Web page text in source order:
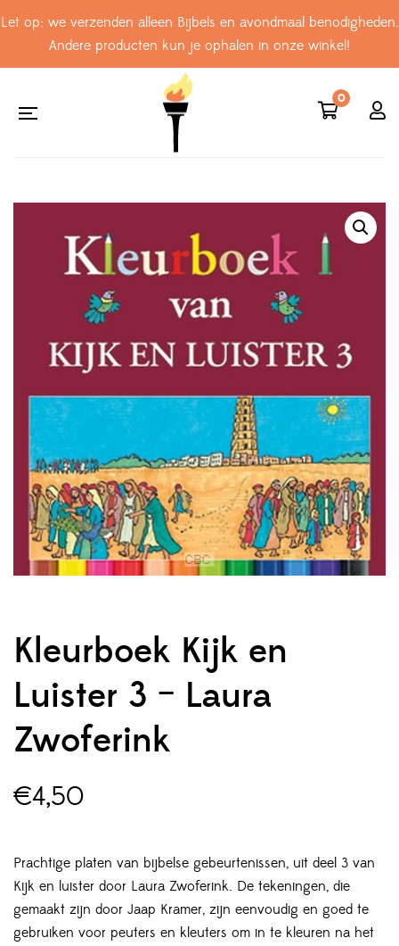
Let op: we verzenden alleen Bijbels en avondmaal benodigheden.
Andere producten kun je ophalen in onze winkel!
0
Kleurboek Kijk en
Luister 3 – Laura
Zwoferink
€4,50
Prachtige platen van bijbelse gebeurtenissen, uit deel 3 van
Kijk en luister door Laura Zwoferink. De tekeningen, die
gemaakt zijn door Jaap Kramer, zijn eenvoudig en goed te
gebruiken voor peuters en kleuters om in te kleuren na het